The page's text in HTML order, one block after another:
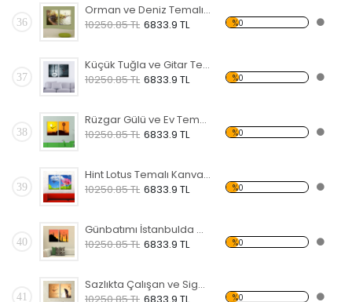
36
Orman ve Deniz Temalı Kanvas Saat
10250.85 TL 6833.9 TL %0
37
Küçük Tuğla ve Gitar Temalı Kanvas Saat
10250.85 TL 6833.9 TL %0
38
Rüzgar Gülü ve Ev Temalı Kanvas Saat
10250.85 TL 6833.9 TL %0
39
Hint Lotus Temalı Kanvas Saat
10250.85 TL 6833.9 TL %0
40
Günbatımı İstanbulda Cami Desenli Kanvas Saat
10250.85 TL 6833.9 TL %0
41
Sazlıkta Çalışan ve Sigara İçen Aam Temalı Kanvas Saat
%0